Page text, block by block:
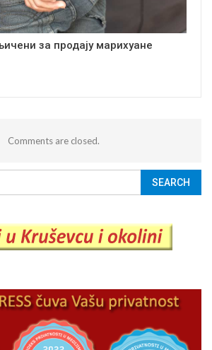
за продају марихуане
Comments are closed.